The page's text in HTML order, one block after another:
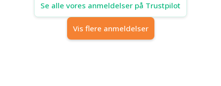
Se alle vores anmeldelser på Trustpilot
Vis flere anmeldelser